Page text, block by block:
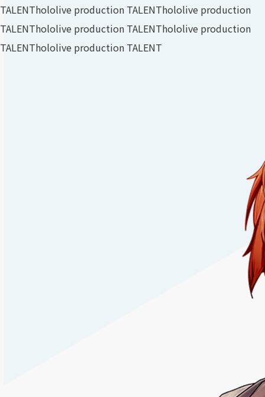
TALENThololive production TALENThololive production
TALENThololive production TALENThololive production
TALENThololive production TALENT